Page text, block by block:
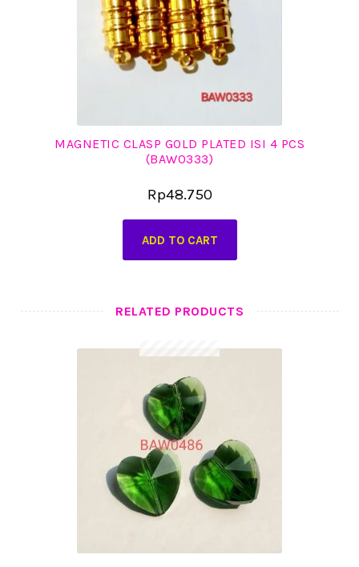
MAGNETIC CLASP GOLD PLATED ISI 4 PCS
(BAW0333)
Rp48.750
ADD TO CART
RELATED PRODUCTS